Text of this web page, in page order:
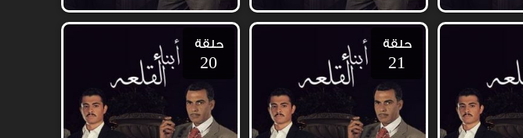
حلقة
21
حلقة
20